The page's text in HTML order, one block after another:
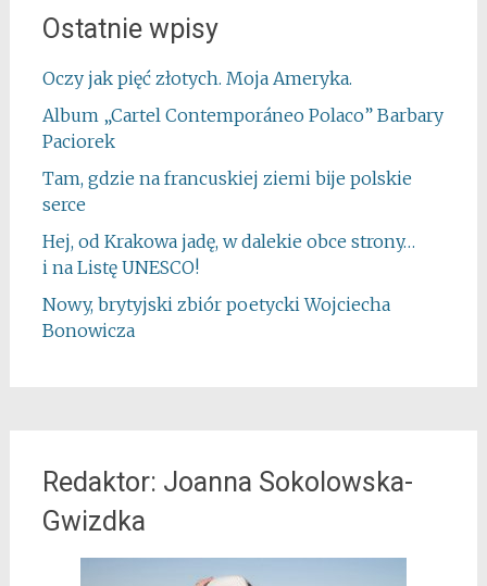
Ostatnie wpisy
Oczy jak pięć złotych. Moja Ameryka.
Album „Cartel Contemporáneo Polaco” Barbary
Paciorek
Tam, gdzie na francuskiej ziemi bije polskie
serce
Hej, od Krakowa jadę, w dalekie obce strony…
i na Listę UNESCO!
Nowy, brytyjski zbiór poetycki Wojciecha
Bonowicza
Redaktor: Joanna Sokolowska-
Gwizdka